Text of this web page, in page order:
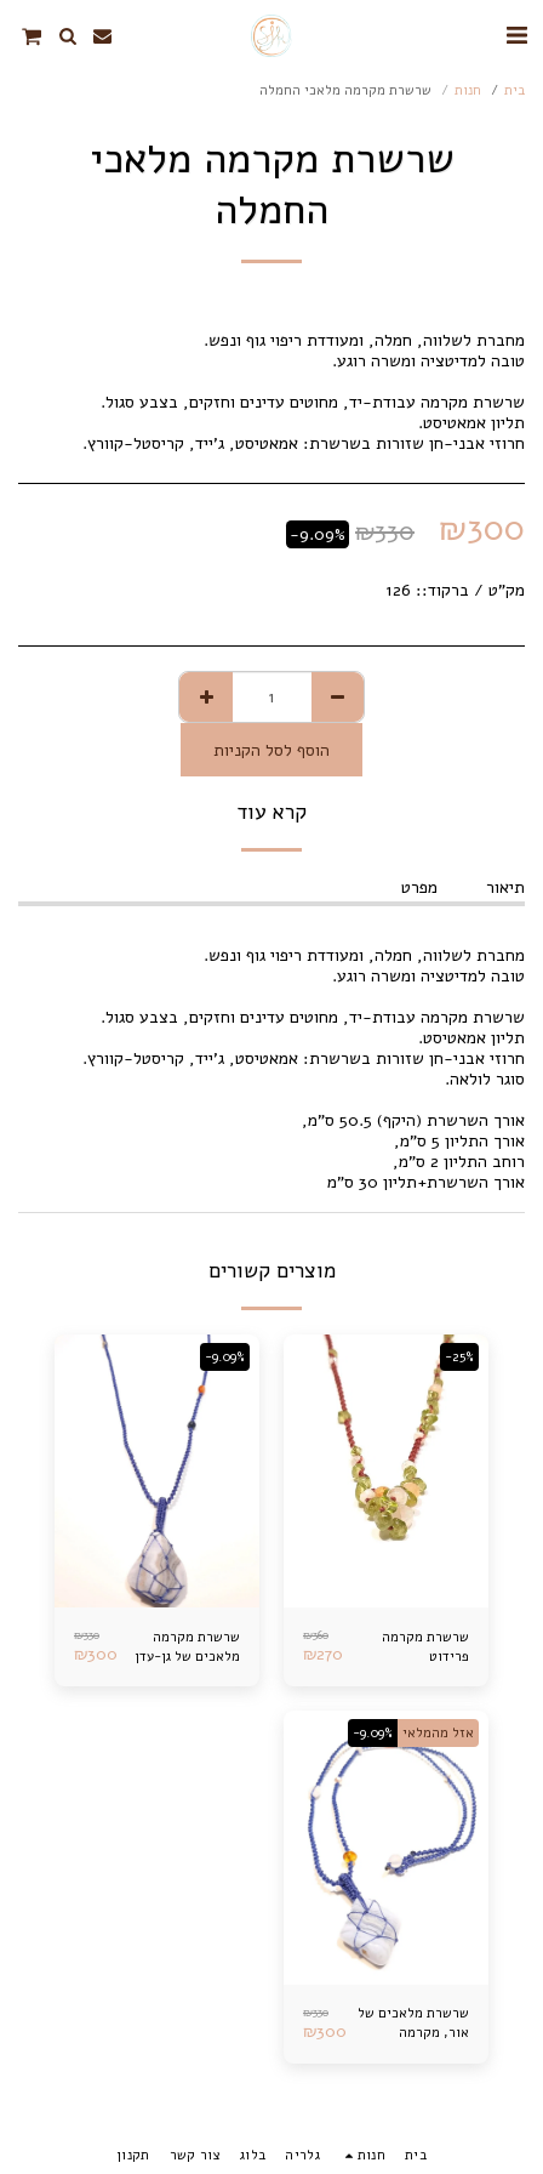
בית חנות שרשרת מקרמה מלאכי החמלה
שרשרת מקרמה מלאכי
החמלה
חרוזי אבני-חן שזורות בשרשרת: אמאטיסט, ג'ייד, קריסטל-קוורץ.
₪300
₪330
-9.09%
מק"ט / ברקוד:: 126
הוסף לסל הקניות
קרא עוד
תיאור מפרט
מחברת לשלווה, חמלה, ומעודדת ריפוי גוף ונפש.
טובה למדיטציה ומשרה רוגע.
שרשרת מקרמה עבודת-יד, מחוטים עדינים וחזקים, בצבע סגול.
תליון אמאטיסט.
חרוזי אבני-חן שזורות בשרשרת: אמאטיסט, ג'ייד, קריסטל-קוורץ.
סוגר לולאה.
אורך השרשרת (היקף) 50.5 ס"מ,
אורך התליון 5 ס"מ,
רוחב התליון 2 ס"מ,
אורך השרשרת+תליון 30 ס"מ
מוצרים קשורים
-25%
שרשרת מקרמה
פרידוט
₪360
₪270
-9.09%
שרשרת מקרמה
מלאכים של גן-עדן
₪330
₪300
אזל מהמלאי -9.09%
שרשרת מלאכים של
אור, מקרמה
₪330
₪300
בית חנות גלריה בלוג צור קשר תקנון